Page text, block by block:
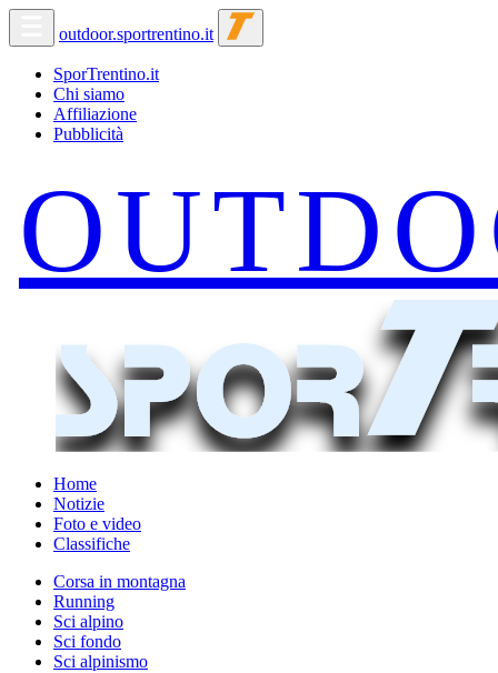
outdoor.sportrentino.it
SporTrentino.it
Chi siamo
Affiliazione
Pubblicità
Home
Notizie
Foto e video
Classifiche
Corsa in montagna
Running
Sci alpino
Sci fondo
Sci alpinismo